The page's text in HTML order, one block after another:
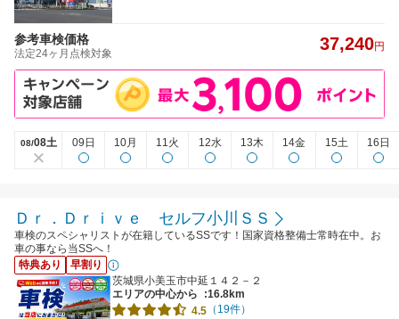
参考車検価格
法定24ヶ月点検対象 37,240円
08/08土 09日 10月 11火 12水 13木 14金 15土 16日
Ｄｒ．Ｄｒｉｖｅ セルフ小川ＳＳ
車検のスペシャリストが在籍しているSSです！国家資格整備士常時在中。お
車の事なら当SSへ！
特典あり
早割り
茨城県小美玉市中延１４２－２
エリアの中心から
:16.8km
4.5 （19件）